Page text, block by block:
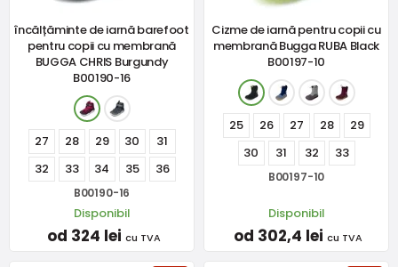
încălțăminte de iarnă barefoot
pentru copii cu membrană
BUGGA CHRIS Burgundy
B00190-16
27 28 29 30
31
32
33 34 35 36
B00190-16
Disponibil
od 324 lei cu TVA
Cizme de iarnă pentru copii cu
membrană Bugga RUBA Black
B00197-10
25 26 27 28
29
30
31 32 33
B00197-10
Disponibil
od 302,4 lei cu TVA